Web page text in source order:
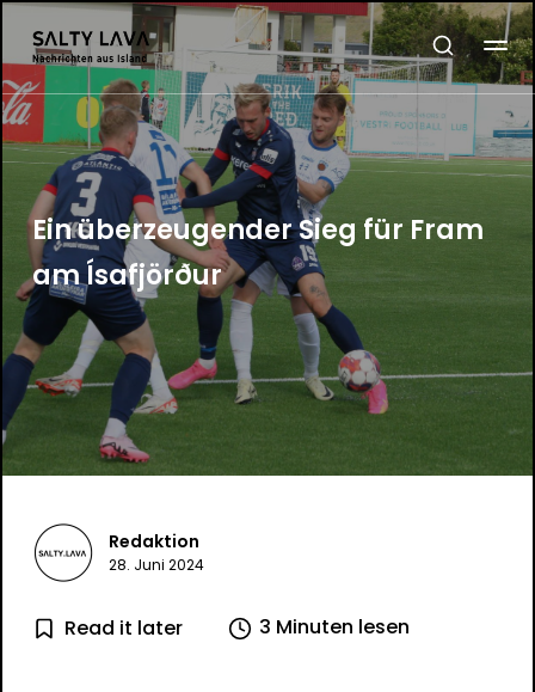
Ein überzeugender Sieg für Fram
am Ísafjörður
Redaktion
28. Juni 2024
Read it later 3 Minuten lesen